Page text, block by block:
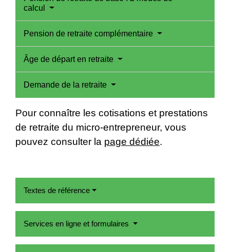
calcul
Pension de retraite complémentaire
Âge de départ en retraite
Demande de la retraite
Pour connaître les cotisations et prestations
de retraite du micro-entrepreneur, vous
pouvez consulter la page dédiée.
Textes de référence
Services en ligne et formulaires